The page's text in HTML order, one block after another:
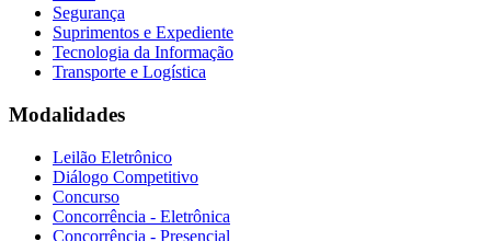
Segurança
Suprimentos e Expediente
Tecnologia da Informação
Transporte e Logística
Modalidades
Leilão Eletrônico
Diálogo Competitivo
Concurso
Concorrência - Eletrônica
Concorrência - Presencial